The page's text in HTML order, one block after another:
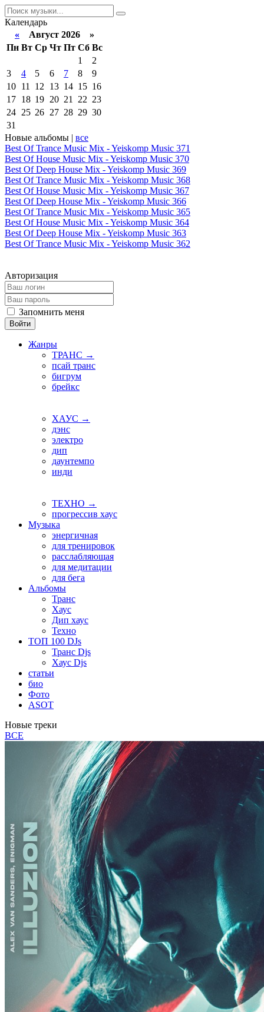
Календарь
« Август 2026 »
Пн Вт Ср Чт Пт Сб Вс
1
2
3
4 5 6 7 8
9
10 11 12 13 14 15 16
17 18 19 20 21 22 23
24 25 26 27 28 29 30
31
Новые альбомы | все
Best Of Trance Music Mix - Yeiskomp Music 371
Best Of House Music Mix - Yeiskomp Music 370
Best Of Deep House Mix - Yeiskomp Music 369
Best Of Trance Music Mix - Yeiskomp Music 368
Best Of House Music Mix - Yeiskomp Music 367
Best Of Deep House Mix - Yeiskomp Music 366
Best Of Trance Music Mix - Yeiskomp Music 365
Best Of House Music Mix - Yeiskomp Music 364
Best Of Deep House Mix - Yeiskomp Music 363
Best Of Trance Music Mix - Yeiskomp Music 362
Авторизация
Запомнить меня
Войти
Жанры
ТРАНС →
псай транс
бигрум
брейкс
ХАУС →
дэнс
электро
дип
даунтемпо
инди
ТЕХНО →
прогрессив хаус
Музыка
энергичная
для тренировок
расслабляющая
для медитации
для бега
Альбомы
Транс
Хаус
Дип хаус
Техно
ТОП 100 DJs
Транс Djs
Хаус Djs
статьи
био
Фото
ASOT
Новые треки
ВСЕ